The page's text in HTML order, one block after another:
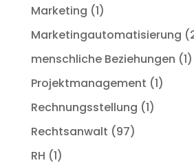
Marketing (1)
Marketingautomatisierung
menschliche Beziehungen (1)
Projektmanagement (1)
Rechnungsstellung (1)
Rechtsanwalt (97)
RH (1)